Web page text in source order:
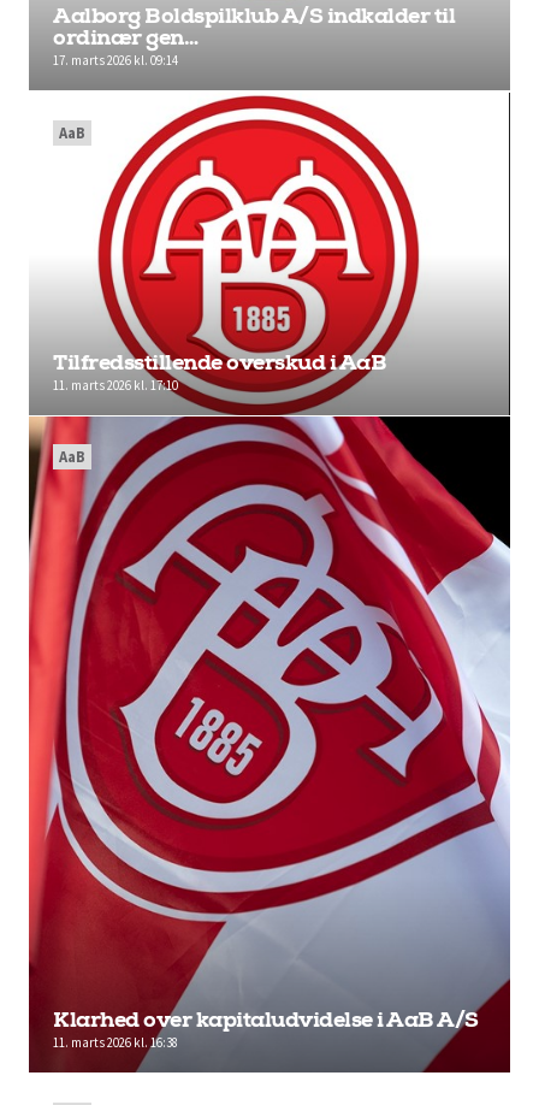
Aalborg Boldspilklub A/S indkalder til
ordinær gen…
17. marts 2026 kl. 09:14
Tilfredsstillende overskud i AaB
11. marts 2026 kl. 17:10
AaB
Klarhed over kapitaludvidelse i AaB A/S
11. marts 2026 kl. 16:38
AaB